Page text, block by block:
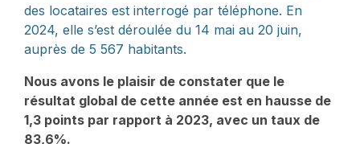
des locataires est interrogé par téléphone. En
2024, elle s’est déroulée du 14 mai au 20 juin,
auprès de 5 567 habitants.
Nous avons le plaisir de constater que le
résultat global de cette année est en hausse de
1,3 points par rapport à 2023, avec un taux de
83,6%.